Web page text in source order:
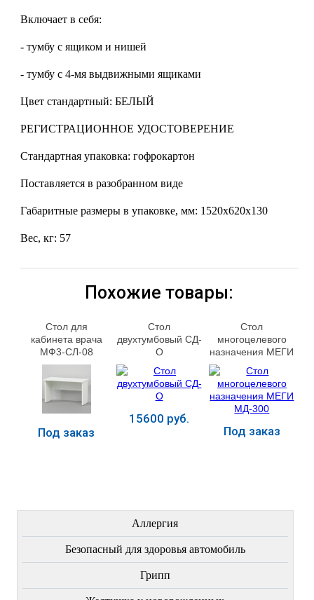
Включает в себя:
- тумбу с ящиком и нишей
- тумбу с 4-мя выдвижными ящиками
Цвет стандартный: БЕЛЫЙ
РЕГИСТРАЦИОННОЕ УДОСТОВЕРЕНИЕ
Стандартная упаковка: гофрокартон
Поставляется в разобранном виде
Габаритные размеры в упаковке, мм: 1520х620х130
Вес, кг: 57
Похожие товары:
Стол для
кабинета врача
МФ3-СЛ-08
Под заказ
Стол
двухтумбовый СД-
О
15600 руб.
Стол
многоцелевого
назначения МЕГИ
Под заказ
Аллергия
Безопасный для здоровья автомобиль
Грипп